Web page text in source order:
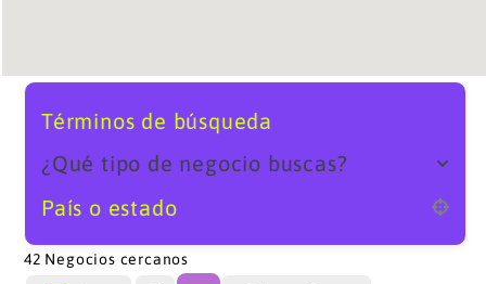
Términos de búsqueda
¿Qué tipo de negocio buscas?
País o estado
42 Negocios cercanos